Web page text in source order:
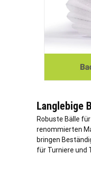
Langlebige
Robuste Bälle
renommierten
bringen
für Turniere und